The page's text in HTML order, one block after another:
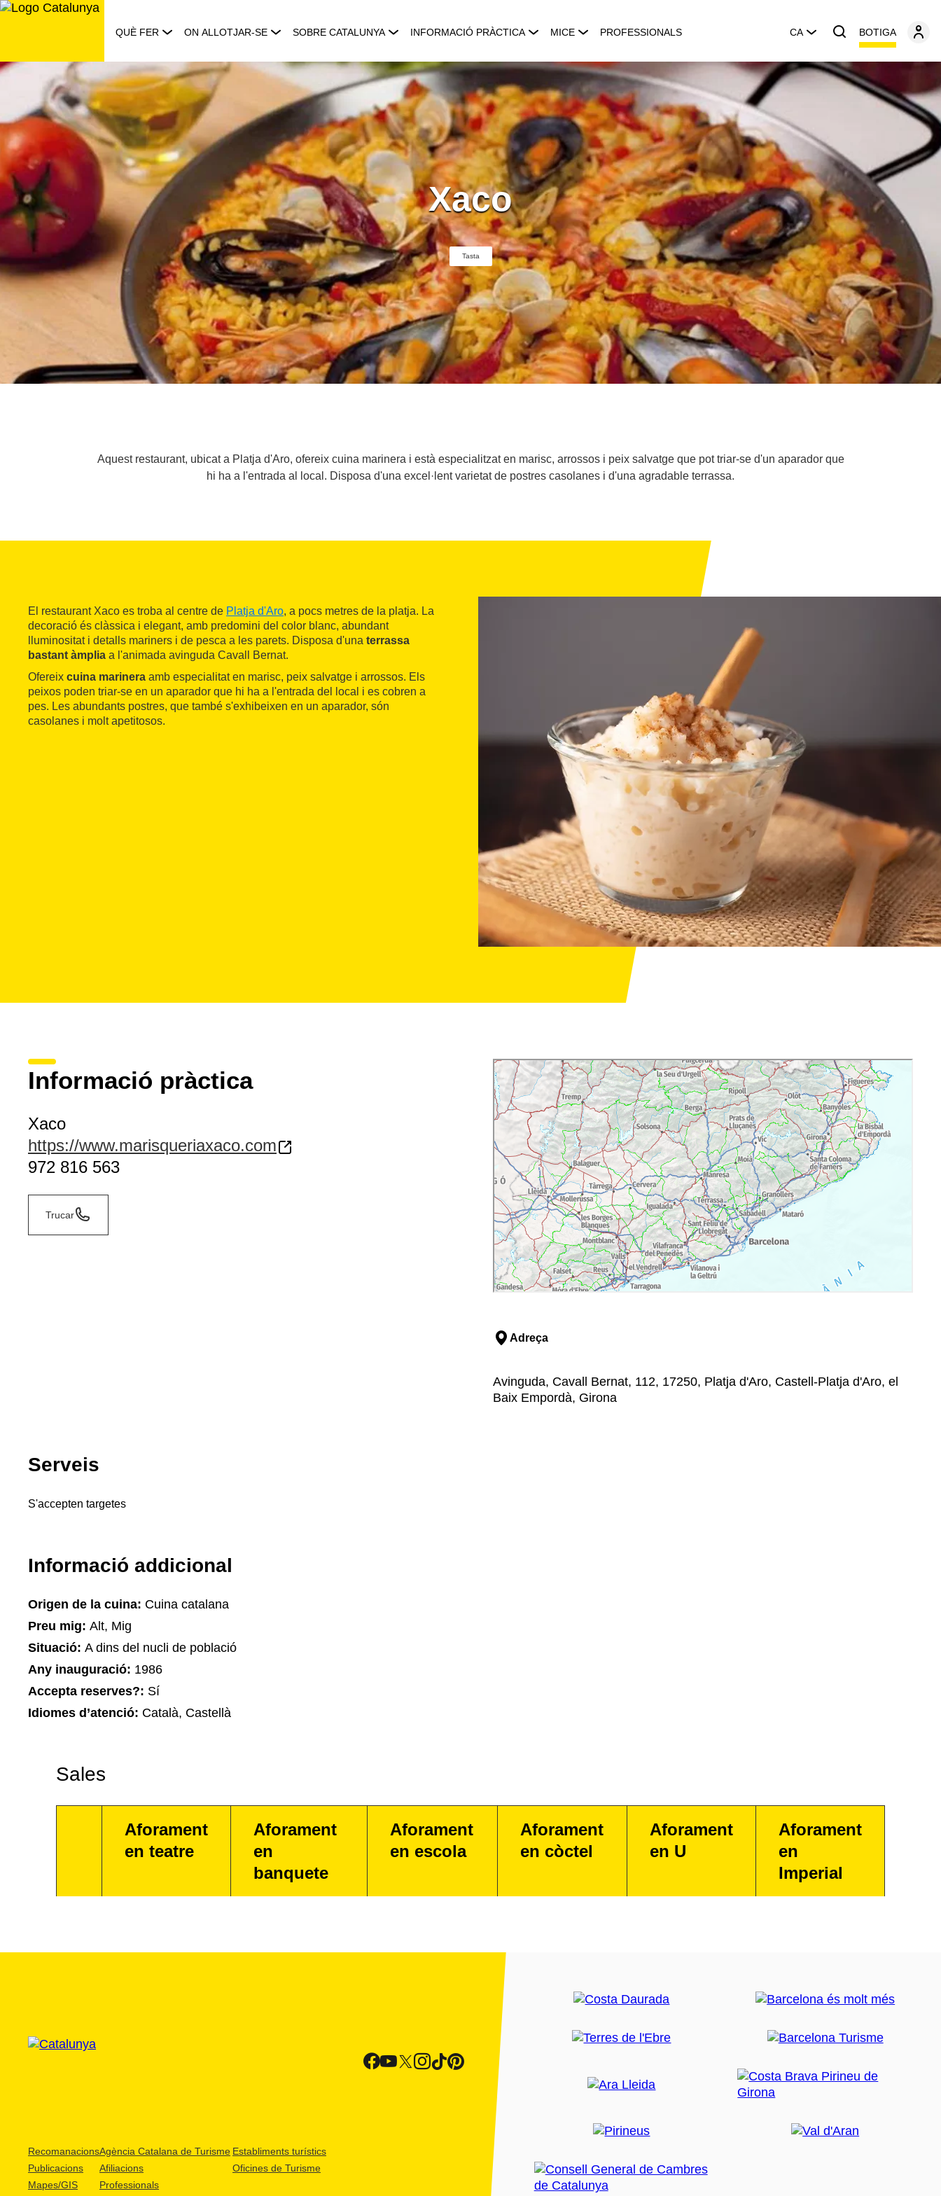
Saltar
QUÈ FER ON ALLOTJAR-SE SOBRE CATALUNYA INFORMACIÓ PRÀCTICA MICE PROFESSIONALS CA BOTIGA
Xaco
Tasta
Aquest restaurant, ubicat a Platja d'Aro, ofereix cuina marinera i està especialitzat en marisc, arrossos i peix salvatge que pot triar-se d'un aparador que
hi ha a l'entrada al local. Disposa d'una excel·lent varietat de postres casolanes i d'una agradable terrassa.
El restaurant Xaco es troba al centre de Platja d'Aro, a pocs metres de la platja. La
decoració és clàssica i elegant, amb predomini del color blanc, abundant
lluminositat i detalls mariners i de pesca a les parets. Disposa d'una terrassa
bastant àmplia a l'animada avinguda Cavall Bernat.
Ofereix cuina marinera amb especialitat en marisc, peix salvatge i arrossos. Els
peixos poden triar-se en un aparador que hi ha a l'entrada del local i es cobren a
pes. Les abundants postres, que també s'exhibeixen en un aparador, són
casolanes i molt apetitosos.
Informació pràctica
Xaco
https://www.marisqueriaxaco.com
972 816 563
Trucar
Adreça
Avinguda, Cavall Bernat, 112, 17250, Platja d'Aro, Castell-Platja d'Aro, el
Baix Empordà, Girona
Serveis
S'accepten targetes
Informació addicional
Origen de la cuina: Cuina catalana
Preu mig: Alt, Mig
Situació: A dins del nucli de població
Any inauguració: 1986
Accepta reserves?: Sí
Idiomes d’atenció: Català, Castellà
Sales
Aforament
en teatre
Aforament
en
banquete
Aforament
en escola
Aforament
en còctel
Aforament
en U
Aforament
en
Imperial
Recomanacions
Publicacions
Mapes/GIS
Agència Catalana de Turisme
Afiliacions
Professionals
Establiments turístics
Oficines de Turisme